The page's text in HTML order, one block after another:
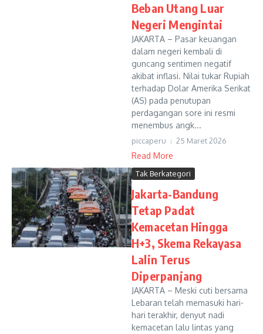
Beban Utang Luar
Negeri Mengintai
JAKARTA – Pasar keuangan
dalam negeri kembali di
guncang sentimen negatif
akibat inflasi. Nilai tukar Rupiah
terhadap Dolar Amerika Serikat
(AS) pada penutupan
perdagangan sore ini resmi
menembus angk...
piccaperu 25 Maret 2026
Read More
Tak Berkategori
Jakarta-Bandung
Tetap Padat
Kemacetan Hingga
H+3, Skema Rekayasa
Lalin Terus
Diperpanjang
JAKARTA – Meski cuti bersama
Lebaran telah memasuki hari-
hari terakhir, denyut nadi
kemacetan lalu lintas yang